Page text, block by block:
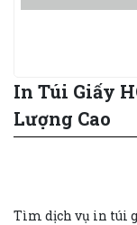
In Túi Giấy
Lượng Cao
Tìm dịch vụ in túi